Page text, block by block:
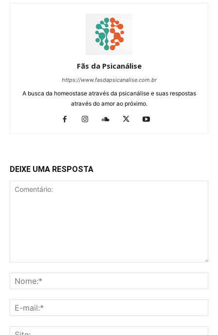
Fãs da Psicanálise
https://www.fasdapsicanalise.com.br
A busca da homeostase através da psicanálise e suas respostas
através do amor ao próximo.
DEIXE UMA RESPOSTA